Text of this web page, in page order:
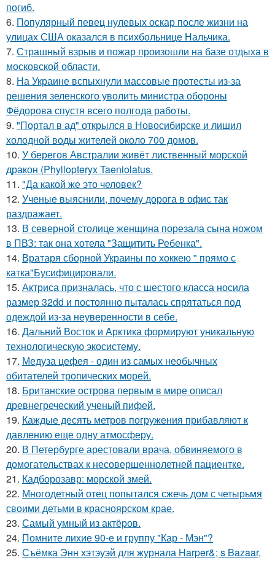
погиб.
6. Популярный певец нулевых оскар после жизни на
улицах США оказался в психбольнице Нальчика.
7. Страшный взрыв и пожар произошли на базе отдыха в
московской области.
8. На Украине вспыхнули массовые протесты из-за
решения зеленского уволить министра обороны
Фёдорова спустя всего полгода работы.
9. "Портал в ад" открылся в Новосибирске и лишил
холодной воды жителей около 700 домов.
10. У берегов Австралии живёт лиственный морской
дракон (Phyllopteryx Taeniolatus.
11. "Да какой же это человек?
12. Ученые выяснили, почему дорога в офис так
раздражает.
13. В северной столице женщина порезала сына ножом
в ПВЗ: так она хотела "Защитить Ребенка".
14. Вратаря сборной Украины по хоккею " прямо с
катка"Бусифицировали.
15. Актриса призналась, что с шестого класса носила
размер 32dd и постоянно пыталась спрятаться под
одеждой из-за неуверенности в себе.
16. Дальний Восток и Арктика формируют уникальную
технологическую экосистему.
17. Медуза цефея - один из самых необычных
обитателей тропических морей.
18. Британские острова первым в мире описал
древнегреческий ученый пифей.
19. Каждые десять метров погружения прибавляют к
давлению еще одну атмосферу.
20. В Петербурге арестовали врача, обвиняемого в
домогательствах к несовершеннолетней пациентке.
21. Кадборозавр: морской змей.
22. Многодетный отец попытался сжечь дом с четырьмя
своими детьми в красноярском крае.
23. Самый умный из актёров.
24. Помните лихие 90-е и группу "Кар - Мэн"?
25. Съёмка Энн хэтэуэй для журнала Harper&; s Bazaar,